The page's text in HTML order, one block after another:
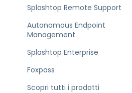
Splashtop Remote Support
Autonomous Endpoint
Management
Splashtop Enterprise
Foxpass
Scopri tutti i prodotti